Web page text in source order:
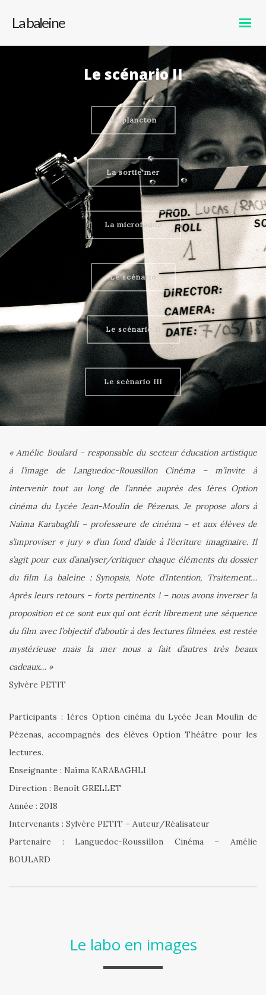
La baleine
Le scénario II
Le plancton
La sortie mer
La microfaune
Le scénario
Le scénario II
Le scénario III
« Amélie Boulard – responsable du secteur éducation artistique
à l’image de Languedoc-Roussillon Cinéma – m’invite à
intervenir tout au long de l’année auprès des 1ères Option
cinéma du Lycée Jean-Moulin de Pézenas. Je propose alors à
Naïma Karabaghli – professeure de cinéma – et aux élèves de
s’improviser « jury » d’un fond d’aide à l’écriture imaginaire. Il
s’agit pour eux d’analyser/critiquer chaque éléments du dossier
du film La baleine : Synopsis, Note d’Intention, Traitement…
Après leurs retours – forts pertinents ! – nous avons inverser la
proposition et ce sont eux qui ont écrit librement une séquence
du film avec l’objectif d’aboutir à des lectures filmées. est restée
mystérieuse mais la mer nous a fait d’autres très beaux
cadeaux… »
Sylvère PETIT
Participants : 1ères Option cinéma du Lycée Jean Moulin de
Pézenas, accompagnés des élèves Option Théâtre pour les
lectures.
Enseignante : Naïma KARABAGHLI
Direction : Benoît GRELLET
Année : 2018
Intervenants : Sylvère PETIT – Auteur/Réalisateur
Partenaire : Languedoc-Roussillon Cinéma – Amélie
BOULARD
Le labo en images